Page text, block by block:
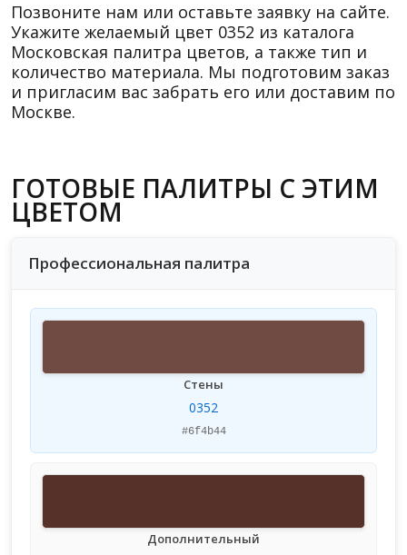
Позвоните нам или оставьте заявку на сайте.
Укажите желаемый цвет 0352 из каталога
Московская палитра цветов, а также тип и
количество материала. Мы подготовим заказ
и пригласим вас забрать его или доставим по
Москве.
ГОТОВЫЕ ПАЛИТРЫ С ЭТИМ
ЦВЕТОМ
Профессиональная палитра
Стены
0352
#6f4b44
Дополнительный